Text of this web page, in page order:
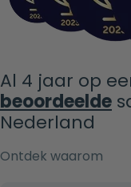
Al 4 jaar op
beoordeelde
Nederland
Ontdek waarom